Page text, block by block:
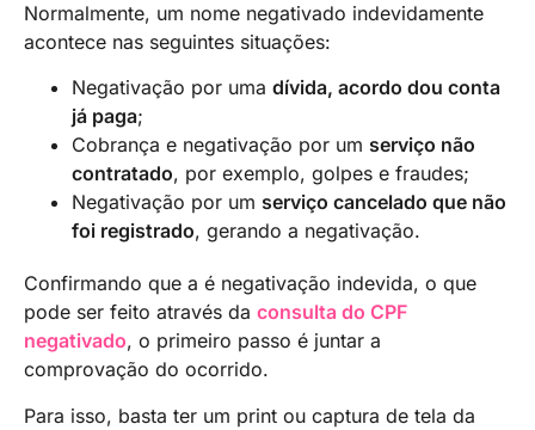
Normalmente, um nome negativado indevidamente
acontece nas seguintes situações:
Negativação por uma dívida, acordo dou conta
já paga;
Cobrança e negativação por um serviço não
contratado, por exemplo, golpes e fraudes;
Negativação por um serviço cancelado que não
foi registrado, gerando a negativação.
Confirmando que a é negativação indevida, o que
pode ser feito através da consulta do CPF
negativado, o primeiro passo é juntar a
comprovação do ocorrido.
Para isso, basta ter um print ou captura de tela da